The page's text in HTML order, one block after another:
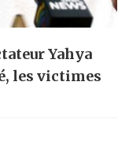
Yahya
les victimes